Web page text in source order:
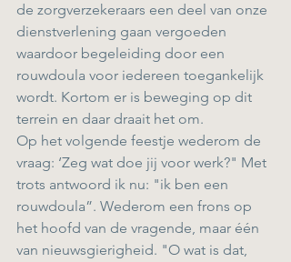
de zorgverzekeraars een deel van onze
dienstverlening gaan vergoeden
waardoor begeleiding door een
rouwdoula voor iedereen toegankelijk
wordt. Kortom er is beweging op dit
terrein en daar draait het om.
Op het volgende feestje wederom de
vraag: ‘Zeg wat doe jij voor werk?" Met
trots antwoord ik nu: "ik ben een
rouwdoula”. Wederom een frons op
het hoofd van de vragende, maar één
van nieuwsgierigheid. "O wat is dat,